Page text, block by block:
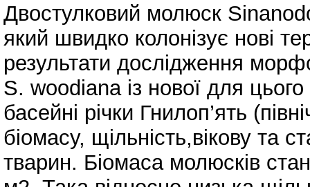
Двостулковий молюск
який швидко колонізує нові
результати дослідження
S. woodiana із нової для
басейні річки Гнилоп’ять
біомасу, щільність,вікову та
тварин. Біомаса молюсків